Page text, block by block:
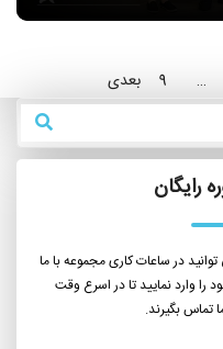
…
9 بعدی
رایگان
در ساعات کاری مجموعه با ما
را وارد نمایید تا در اسرع وقت
تماس بگیرند.